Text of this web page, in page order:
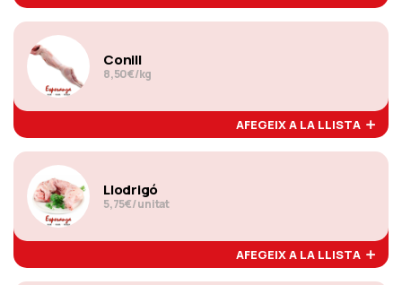
Conill
8,50€/kg
AFEGEIX A LA LLISTA
Llodrigó
5,75€/ unitat
AFEGEIX A LA LLISTA